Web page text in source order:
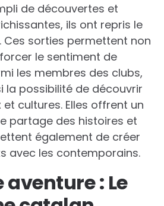
de découvertes et
ils ont repris le
Ces sorties permettent non
le sentiment de
les membres des clubs,
la possibilité de découvrir
cultures. Elles offrent un
partage des histoires et
également de créer
avec les contemporains.
: Le